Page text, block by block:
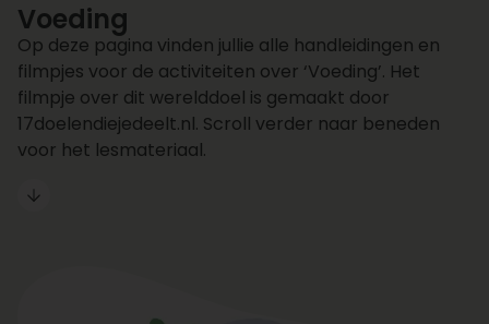
Voeding
Op deze pagina vinden jullie alle handleidingen en
filmpjes voor de activiteiten over ‘Voeding’. Het
filmpje over dit werelddoel is gemaakt door
17doelendiejedeelt.nl. Scroll verder naar beneden
voor het lesmateriaal.